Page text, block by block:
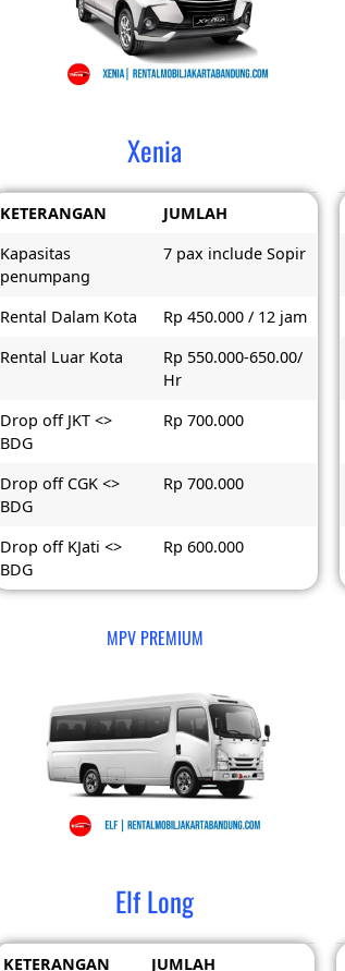
Xenia
KETERANGAN
JUMLAH
Kapasitas
penumpang
7 pax include Sopir
Rental Dalam Kota
Rp 450.000 / 12 jam
Rental Luar Kota
Rp 550.000-650.00/
Hr
Drop off JKT <>
BDG
Rp 700.000
Drop off CGK <>
BDG
Rp 700.000
Drop off KJati <>
BDG
Rp 600.000
MPV PREMIUM
Elf Long
KETERANGAN JUMLAH